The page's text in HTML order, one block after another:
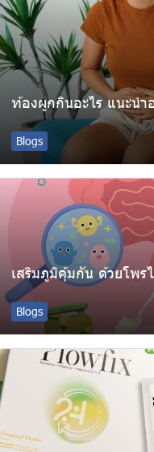
Blogs
Blogs